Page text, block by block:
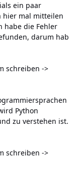
ein paar
hier mal mitteilen
habe die Fehler
darum hab
schreiben ->
Python
zu verstehen ist.
schreiben ->